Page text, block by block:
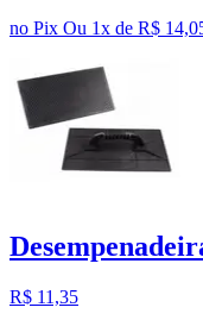
no Pix Ou 1x de R$
R$ 11,35